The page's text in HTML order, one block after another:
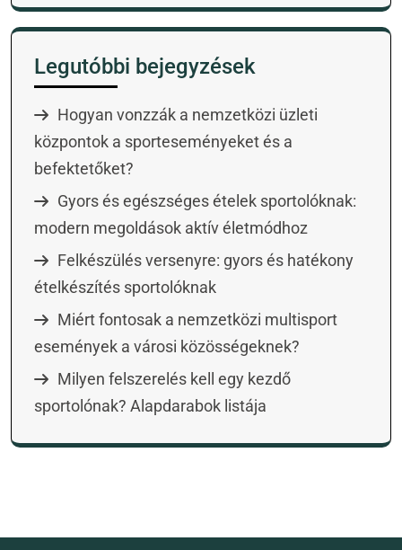
Legutóbbi bejegyzések
Hogyan vonzzák a nemzetközi üzleti
központok a sporteseményeket és a
befektetőket?
Gyors és egészséges ételek sportolóknak:
modern megoldások aktív életmódhoz
Felkészülés versenyre: gyors és hatékony
ételkészítés sportolóknak
Miért fontosak a nemzetközi multisport
események a városi közösségeknek?
Milyen felszerelés kell egy kezdő
sportolónak? Alapdarabok listája